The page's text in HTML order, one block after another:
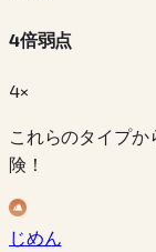
4倍弱点
4×
これらのタイプ
険！
じめん